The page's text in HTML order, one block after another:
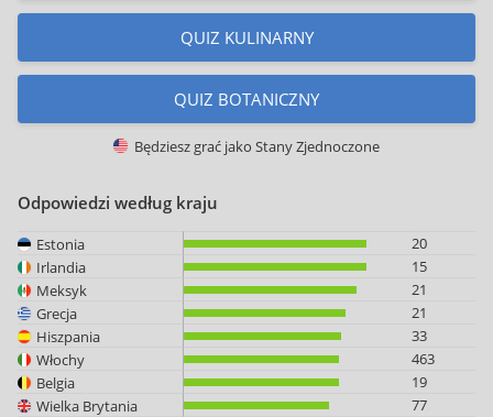
QUIZ KULINARNY
QUIZ BOTANICZNY
Będziesz grać jako Stany Zjednoczone
Odpowiedzi według kraju
Estonia
20
Irlandia
15
Meksyk
21
Grecja
21
Hiszpania
33
Włochy
463
Belgia
19
Wielka Brytania
77